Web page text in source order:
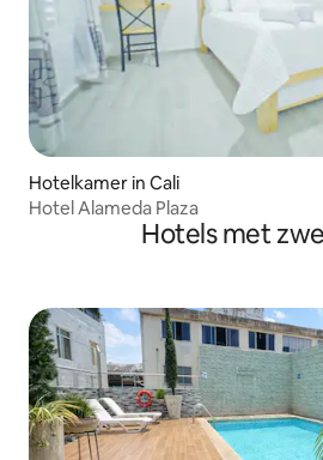
Hotelkamer in Cali
Hotel Alameda Plaza
Hotels met